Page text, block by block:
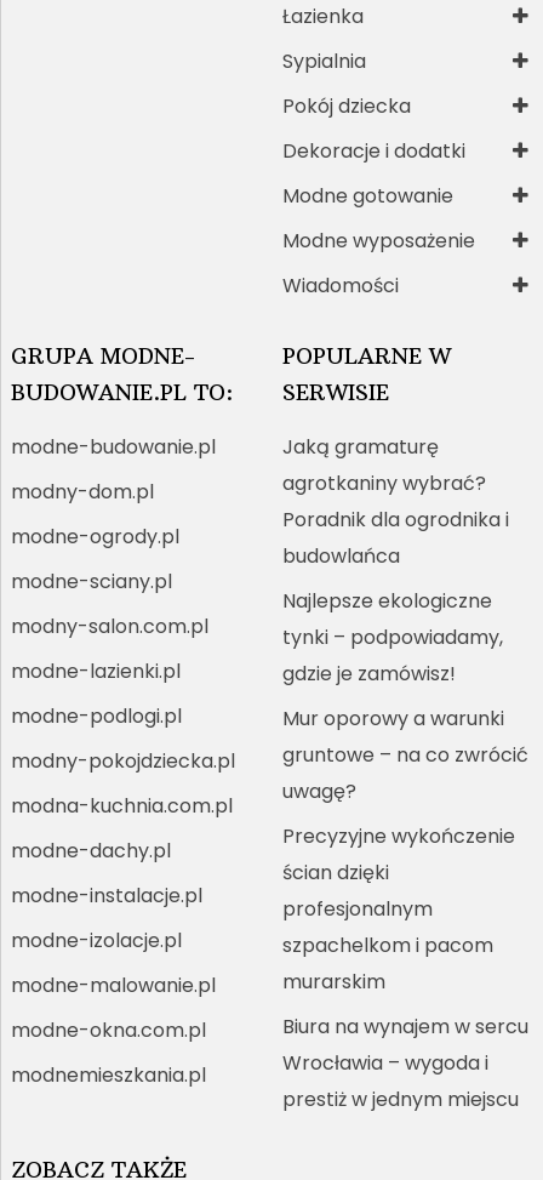
Łazienka
Sypialnia
Pokój dziecka
Dekoracje i dodatki
Modne gotowanie
Modne wyposażenie
Wiadomości
GRUPA MODNE-
BUDOWANIE.PL TO:
modne-budowanie.pl
modny-dom.pl
modne-ogrody.pl
modne-sciany.pl
modny-salon.com.pl
modne-lazienki.pl
modne-podlogi.pl
modny-pokojdziecka.pl
modna-kuchnia.com.pl
modne-dachy.pl
modne-instalacje.pl
modne-izolacje.pl
modne-malowanie.pl
modne-okna.com.pl
modnemieszkania.pl
POPULARNE W
SERWISIE
Jaką gramaturę
agrotkaniny wybrać?
Poradnik dla ogrodnika i
budowlańca
Najlepsze ekologiczne
tynki – podpowiadamy,
gdzie je zamówisz!
Mur oporowy a warunki
gruntowe – na co zwrócić
uwagę?
Precyzyjne wykończenie
ścian dzięki
profesjonalnym
szpachelkom i pacom
murarskim
Biura na wynajem w sercu
Wrocławia – wygoda i
prestiż w jednym miejscu
ZOBACZ TAKŻE